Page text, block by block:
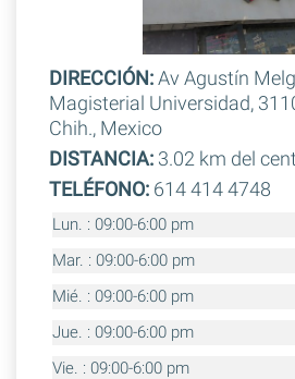
DIRECCIÓN:Av Agustín
Magisterial Universidad,
Chih., Mexico
DISTANCIA:3.02 km del
TELÉFONO:614 414 4748
Lun. : 09:00-6:00 pm
Mar. : 09:00-6:00 pm
Mié. : 09:00-6:00 pm
Jue. : 09:00-6:00 pm
Vie. : 09:00-6:00 pm